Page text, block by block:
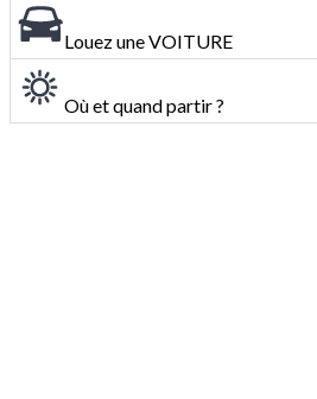
Louez une VOITURE
Où et quand partir ?